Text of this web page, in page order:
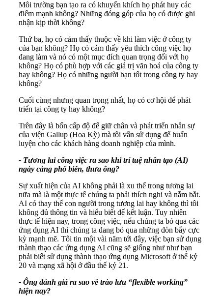
Môi trường bạn tạo ra có khuyến khích họ phát huy các
điểm mạnh không? Những đóng góp của họ có được ghi
nhận kịp thời không?
Thứ ba, họ có cảm thấy thuộc về khi làm việc ở công ty
của bạn không? Họ có cảm thấy yêu thích công việc họ
đang làm và nó có một mục đích quan trọng đối với họ
không? Họ có phù hợp với các giá trị văn hoá của công ty
hay không? Họ có những người bạn tốt trong công ty hay
không?
Cuối cùng nhưng quan trọng nhất, họ có cơ hội để phát
triển tại công ty hay không?
Trên đây là bốn cấp độ để giữ chân và phát triển nhân sự
của viện Gallup (Hoa Kỳ) mà tôi vẫn sử dụng để huấn
luyện cho các khách hàng doanh nghiệp của mình.
- Tương lai công việc ra sao khi trí tuệ nhân tạo (AI)
ngày càng phổ biến, thưa ông?
Sự xuất hiện của AI không phải là xu thế trong tương lai
nữa mà là một thực tế chúng ta phải thích nghi và nắm bắt.
AI có thay thế con người trong tương lai hay không thì tôi
không đủ thông tin và hiểu biết để kết luận. Tuy nhiên
thực tế hiện nay, trong công việc, nếu chúng ta bỏ qua các
ứng dụng AI thì chúng ta đang bỏ qua những đòn bẩy cực
kỳ mạnh mẽ. Tôi tin một vài năm tới đây, việc bạn sử dụng
thành thạo các ứng dụng AI cũng sẽ giống như như bạn
phải biết sử dụng thành thạo ứng dụng Microsoft ở thế kỷ
20 và mạng xã hội ở đầu thế kỷ 21.
- Ông đánh giá ra sao về trào lưu “flexible working”
hiện nay?